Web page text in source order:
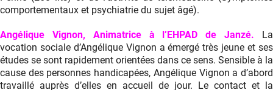
comportementaux et psychiatrie du sujet âgé).
Angélique Vignon, Animatrice à l’EHPAD de Janzé. La
vocation sociale d’Angélique Vignon a émergé très jeune et ses
études se sont rapidement orientées dans ce sens. Sensible à la
cause des personnes handicapées, Angélique Vignon a d’abord
travaillé auprès d’elles en accueil de jour. Le contact et la